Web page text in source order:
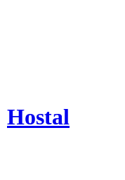
Hostal